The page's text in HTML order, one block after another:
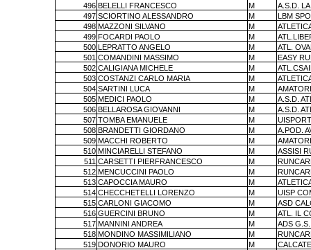
496 BELELLI FRANCESCO M
A.S.D.
497 SCIORTINO ALESSANDRO M
LBM
498 MAZZONI SILVANO M
499 FOCARDI PAOLO M
500 LEPRATTO ANGELO M
ATL.
501 COMANDINI MASSIMO M
EASY
502 CALIGIANA MICHELE M
503 COSTANZI CARLO MARIA M
504 SARTINI LUCA M
505 MEDICI PAOLO M
A.S.D.
506 BELLAROSA GIOVANNI M
A.S.D.
507 TOMBA EMANUELE M
508 BRANDETTI GIORDANO M
A.POD.
509 MACCHI ROBERTO M
510 MINCIARELLI STEFANO M
ASSISI
511 CARSETTI PIERFRANCESCO M
512 MENCUCCINI PAOLO M
513 CAPOCCIA MAURO M
514 CHECCHETELLI LORENZO M
UISP
515 CARLONI GIACOMO M
ASD
516 GUERCINI BRUNO M
ATL. IL
517 MANNINI ANDREA M
ADS
518 MONDINO MASSIMILIANO M
519 DONORIO MAURO M